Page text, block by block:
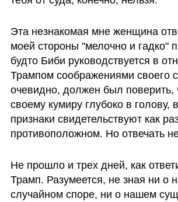
Эта незнакомая мне женщина
моей стороны "мелочно и гадко"
будто Биби руководствуется в
Трампом соображениями своего
очевидно, должен был поверить,
своему кумиру глубоко в голову,
признаки свидетельствуют как
противоположном. Но отвечать
Не прошло и трех дней, как
Трамп. Разумеется, не зная ни о
случайном споре, ни о нашем